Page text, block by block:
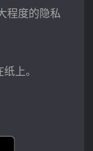
程度的隐私
上。